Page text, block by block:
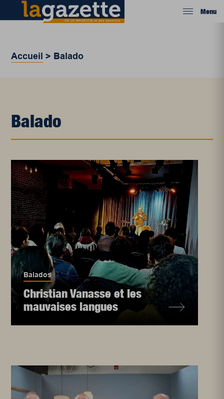
Menu
Accueil > Balado
Balado
Balados
Christian Vanasse et les
mauvaises langues